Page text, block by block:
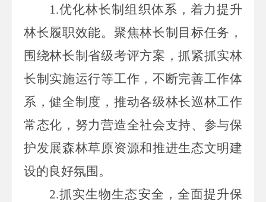
1.优化林长制组织体系，着力提升
林长履职效能。聚焦林长制目标任务，
围绕林长制省级考评方案，抓紧抓实林
长制实施运行等工作，不断完善工作体
系，健全制度，推动各级林长巡林工作
常态化，努力营造全社会支持、参与保
护发展森林草原资源和推进生态文明建
设的良好氛围。
2.抓实生物生态安全，全面提升保